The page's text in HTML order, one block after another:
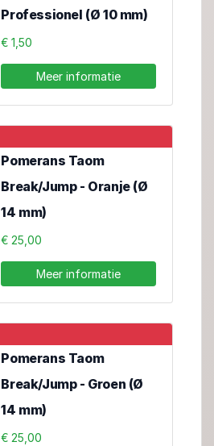
Professionel (Ø 10 mm)
€ 1,50
Meer informatie
Pomerans Taom
Break/Jump - Oranje (Ø
14 mm)
€ 25,00
Meer informatie
Pomerans Taom
Break/Jump - Groen (Ø
14 mm)
€ 25,00